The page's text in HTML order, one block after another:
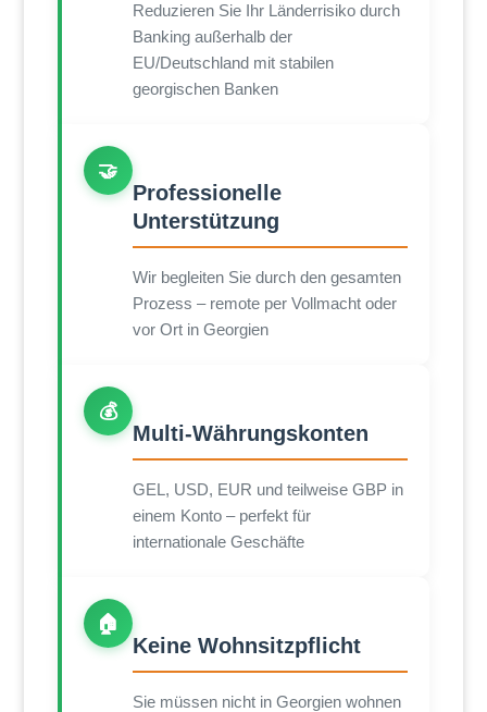
Reduzieren Sie Ihr Länderrisiko durch
Banking außerhalb der
EU/Deutschland mit stabilen
georgischen Banken
🤝
Professionelle
Unterstützung
Wir begleiten Sie durch den gesamten
Prozess – remote per Vollmacht oder
vor Ort in Georgien
💰
Multi-Währungskonten
GEL, USD, EUR und teilweise GBP in
einem Konto – perfekt für
internationale Geschäfte
🏠
Keine Wohnsitzpflicht
Sie müssen nicht in Georgien wohnen